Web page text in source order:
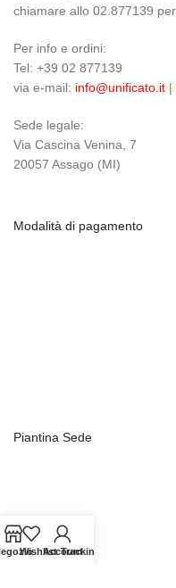
chiamare allo 02.877139
Per info e ordini:
Tel: +39 02 877139
via e-mail: info@unificato.it |
Sede legale:
Via Cascina Venina, 7
20057 Assago (MI)
Modalità di pagamento
Piantina Sede
WishlistAccount
Tracking